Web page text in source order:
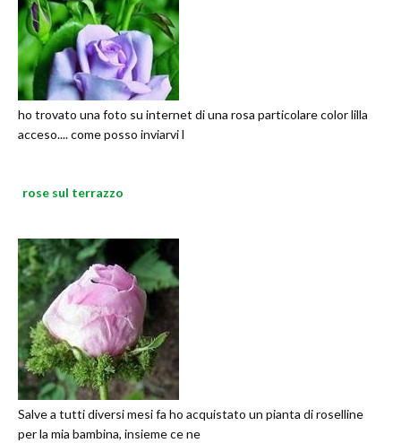
ho trovato una foto su internet di una rosa particolare color lilla
acceso.... come posso inviarvi l
rose sul terrazzo
Salve a tutti diversi mesi fa ho acquistato un pianta di roselline
per la mia bambina, insieme ce ne